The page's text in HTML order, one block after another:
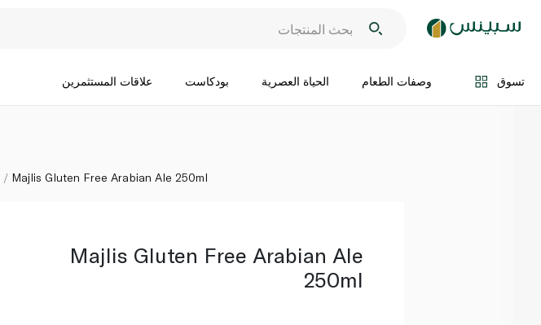
تسوق وصفات الطعام الحياة العصرية بودكاست علاقات المستثمرين
اضف الى السلة
Majlis Gluten Free Arabian Ale 250ml
Majlis Gluten Free Arabian Ale
250ml